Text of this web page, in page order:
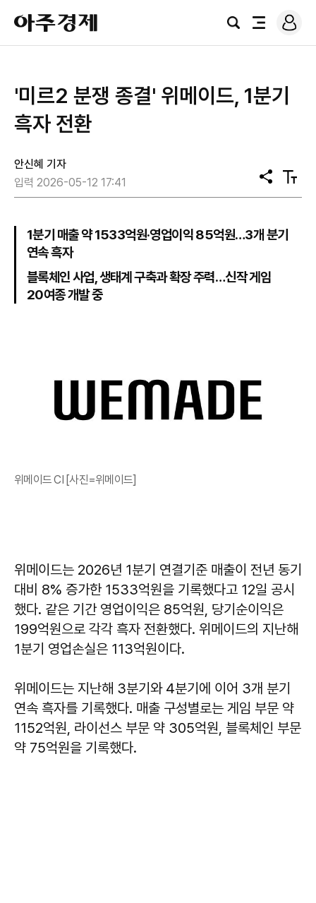
아
주
경
검
전
로
그
'미르2 분쟁 종결' 위메이드, 1분기
흑자 전환
안신혜 기자
입력 2026-05-12 17:41
공
유
텍
스
1분기 매출 약 1533억원·영업이익 85억원…3개 분기
연속 흑자
블록체인 사업, 생태계 구축과 확장 주력…신작 게임
20여종 개발 중
위메이드 CI [사진=위메이드]
위메이드는 2026년 1분기 연결기준 매출이 전년 동기
대비 8% 증가한 1533억원을 기록했다고 12일 공시
했다. 같은 기간 영업이익은 85억원, 당기순이익은
199억원으로 각각 흑자 전환했다. 위메이드의 지난해
1분기 영업손실은 113억원이다.
위메이드는 지난해 3분기와 4분기에 이어 3개 분기
연속 흑자를 기록했다. 매출 구성별로는 게임 부문 약
1152억원, 라이선스 부문 약 305억원, 블록체인 부문
약 75억원을 기록했다.